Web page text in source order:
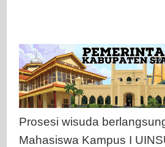
Prosesi wisuda
Mahasiswa Kampus I